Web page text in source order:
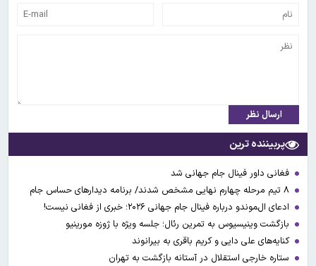
ارسال نظر
پربیننده ترین
فغانی داور فینال جام جهانی شد
ادعای ال‌‍موندو درباره فینال جام جهانی ۲۰۲۶؛ خبری از فغانی نیست!
بازگشت وینیسیوس به تمرین رئال؛ جلسه ویژه با ژوزه مورینیو
کنایه‌های علی دایی و کریم باقری به بیرانوند
ستاره خارجی استقلال در آستانه بازگشت به تهران